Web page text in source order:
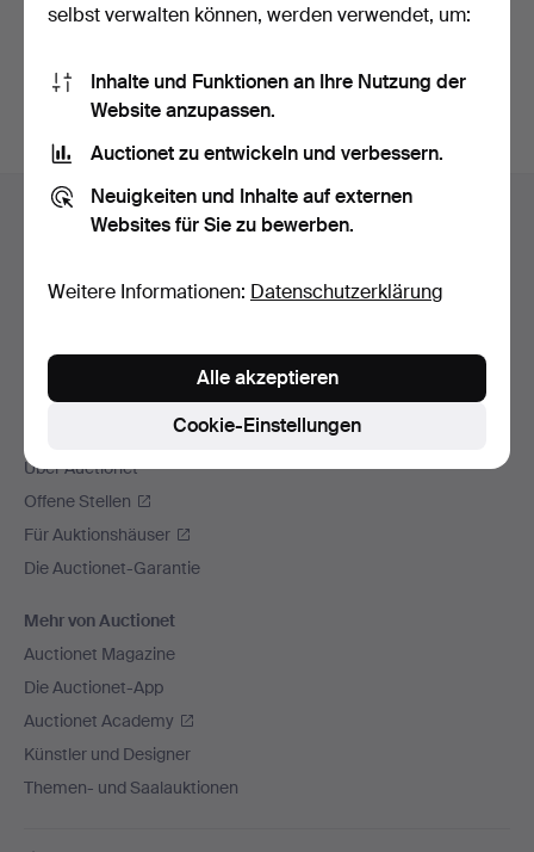
Fußzeilen-
Navigation
Hilfe und Kontakt
Alle Auktionshäuser
Über Auctionet
Offene Stellen
Für Auktionshäuser
Die Auctionet-Garantie
Mehr von Auctionet
Auctionet Magazine
Die Auctionet-App
Auctionet Academy
Künstler und Designer
Themen- und Saalauktionen
selbst verwalten können, werden verwendet, um:
Inhalte und Funktionen an Ihre Nutzung der
Website anzupassen.
Auctionet zu entwickeln und verbessern.
Neuigkeiten und Inhalte auf externen
Websites für Sie zu bewerben.
Weitere Informationen: Datenschutzerklärung
Cookie-Einstellungen
Alle akzeptieren